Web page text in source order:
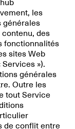
les
générales
des
fonctionnalités
sites Web
»).
générales
Outre les
tout Service
de conflit entre